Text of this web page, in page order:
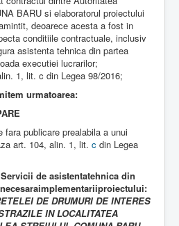
BARU si elaboratorul proiectului
deoarece acesta a fost in
conditiile contractuale, inclusiv
asistenta tehnica din partea
executiei lucrarilor;
1, lit. c din Legea 98/2016;
urmatoarea:
fara publicare prealabila a unui
art. 104, alin. 1, lit. c din Legea
Servicii de asistentatehnica din
DE DRUMURI DE INTERES
IN LOCALITATEA